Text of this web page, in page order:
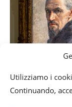
Utilizziamo i
Continuando,